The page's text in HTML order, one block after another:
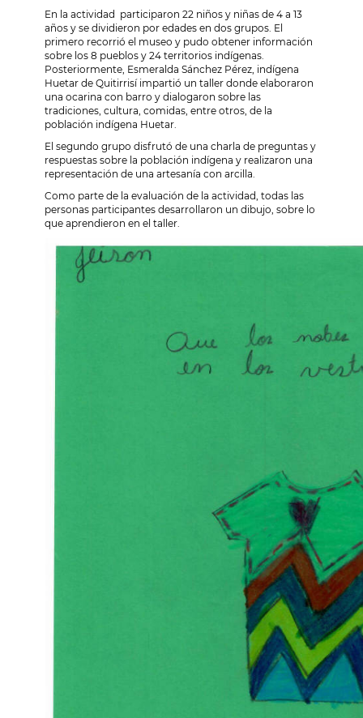
En la actividad participaron 22 niños y niñas de 4 a 13
años y se dividieron por edades en dos grupos. El
primero recorrió el museo y pudo obtener información
sobre los 8 pueblos y 24 territorios indígenas.
Posteriormente, Esmeralda Sánchez Pérez, indígena
Huetar de Quitirrisí impartió un taller donde elaboraron
una ocarina con barro y dialogaron sobre las
tradiciones, cultura, comidas, entre otros, de la
población indígena Huetar.
El segundo grupo disfrutó de una charla de preguntas y
respuestas sobre la población indígena y realizaron una
representación de una artesanía con arcilla.
Como parte de la evaluación de la actividad, todas las
personas participantes desarrollaron un dibujo, sobre lo
que aprendieron en el taller.